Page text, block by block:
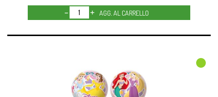
Quantità
AGG. AL CARRELLO